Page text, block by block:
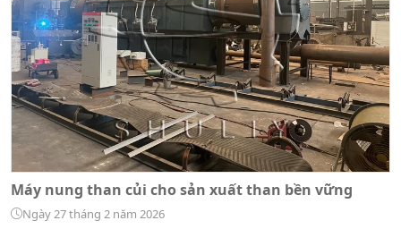
Máy nung than củi cho sản xuất than bền vững
Ngày 27 tháng 2 năm 2026